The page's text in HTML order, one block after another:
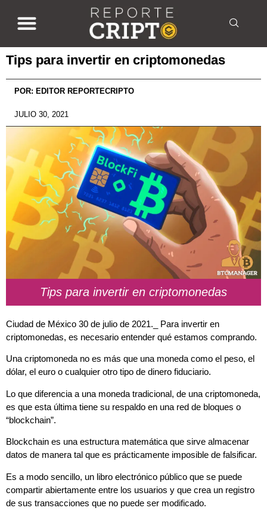
Tips para invertir en criptomonedas
POR: EDITOR REPORTECRIPTO
JULIO 30, 2021
Tips para invertir en criptomonedas
Ciudad de México 30 de julio de 2021._ Para invertir en
criptomonedas, es necesario entender qué estamos comprando.
Una criptomoneda no es más que una moneda como el peso, el
dólar, el euro o cualquier otro tipo de dinero fiduciario.
Lo que diferencia a una moneda tradicional, de una criptomoneda,
es que esta última tiene su respaldo en una red de bloques o
“blockchain”.
Blockchain es una estructura matemática que sirve almacenar
datos de manera tal que es prácticamente imposible de falsificar.
Es a modo sencillo, un libro electrónico público que se puede
compartir abiertamente entre los usuarios y que crea un registro
de sus transacciones que no puede ser modificado.